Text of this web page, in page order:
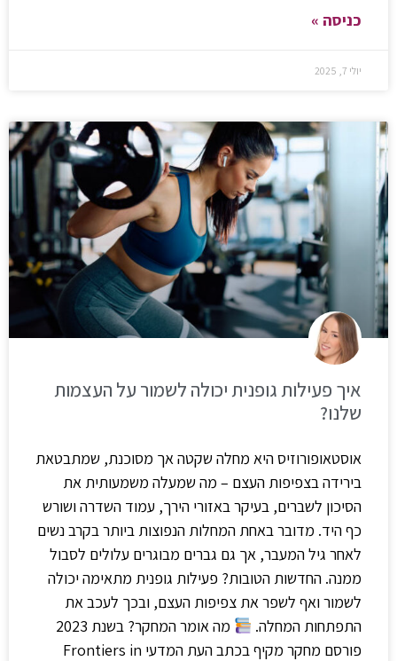
כניסה »
יולי 7, 2025
איך פעילות גופנית יכולה לשמור על העצמות
שלנו?
אוסטאופורוזיס היא מחלה שקטה אך מסוכנת, שמתבטאת
בירידה בצפיפות העצם – מה שמעלה משמעותית את
הסיכון לשברים, בעיקר באזורי הירך, עמוד השדרה ושורש
כף היד. מדובר באחת המחלות הנפוצות ביותר בקרב נשים
לאחר גיל המעבר, אך גם גברים מבוגרים עלולים לסבול
ממנה. החדשות הטובות? פעילות גופנית מתאימה יכולה
לשמור ואף לשפר את צפיפות העצם, ובכך לעכב את
התפתחות המחלה.
מה אומר המחקר? בשנת 2023
פורסם מחקר מקיף בכתב העת המדעי Frontiers in